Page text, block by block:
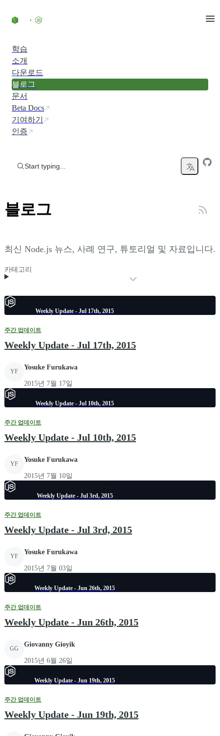
학습
소개
다운로드
블로그
문서
Beta Docs
기여하기
인증
Start typing...
블로그
최신 Node.js 뉴스, 사례 연구, 튜토리얼 및 자료입니다.
카테고리
Weekly Update - Jul 17th, 2015
주간 업데이트
Weekly Update - Jul 17th, 2015
YF
Yosuke Furukawa
2015년 7월 17일
Weekly Update - Jul 10th, 2015
주간 업데이트
Weekly Update - Jul 10th, 2015
YF
Yosuke Furukawa
2015년 7월 10일
Weekly Update - Jul 3rd, 2015
주간 업데이트
Weekly Update - Jul 3rd, 2015
YF
Yosuke Furukawa
2015년 7월 03일
Weekly Update - Jun 26th, 2015
주간 업데이트
Weekly Update - Jun 26th, 2015
GG
Giovanny Gioyik
2015년 6월 26일
Weekly Update - Jun 19th, 2015
주간 업데이트
Weekly Update - Jun 19th, 2015